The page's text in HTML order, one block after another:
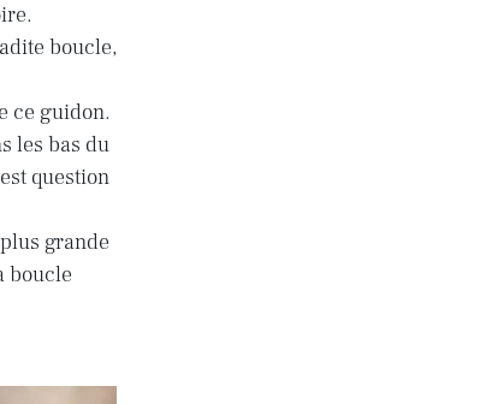
boucle,
ce guidon.
les bas du
question
grande
boucle